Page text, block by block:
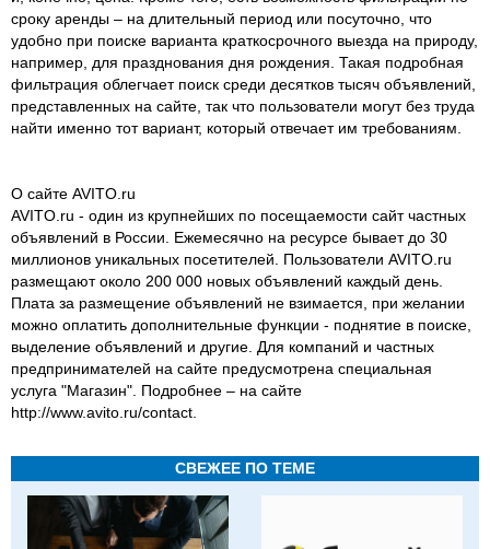
сроку аренды – на длительный период или посуточно, что
удобно при поиске варианта краткосрочного выезда на природу,
например, для празднования дня рождения. Такая подробная
фильтрация облегчает поиск среди десятков тысяч объявлений,
представленных на сайте, так что пользователи могут без труда
найти именно тот вариант, который отвечает им требованиям.
О сайте AVITO.ru
AVITO.ru - один из крупнейших по посещаемости сайт частных
объявлений в России. Ежемесячно на ресурсе бывает до 30
миллионов уникальных посетителей. Пользователи AVITO.ru
размещают около 200 000 новых объявлений каждый день.
Плата за размещение объявлений не взимается, при желании
можно оплатить дополнительные функции - поднятие в поиске,
выделение объявлений и другие. Для компаний и частных
предпринимателей на сайте предусмотрена специальная
услуга "Магазин". Подробнее – на сайте
http://www.avito.ru/contact.
СВЕЖЕЕ ПО ТЕМЕ